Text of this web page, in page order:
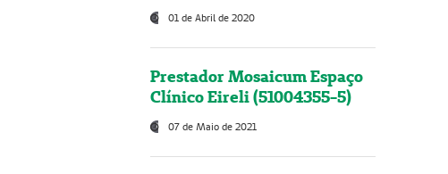
01 de Abril de 2020
Prestador Mosaicum Espaço
Clínico Eireli (51004355-5)
07 de Maio de 2021